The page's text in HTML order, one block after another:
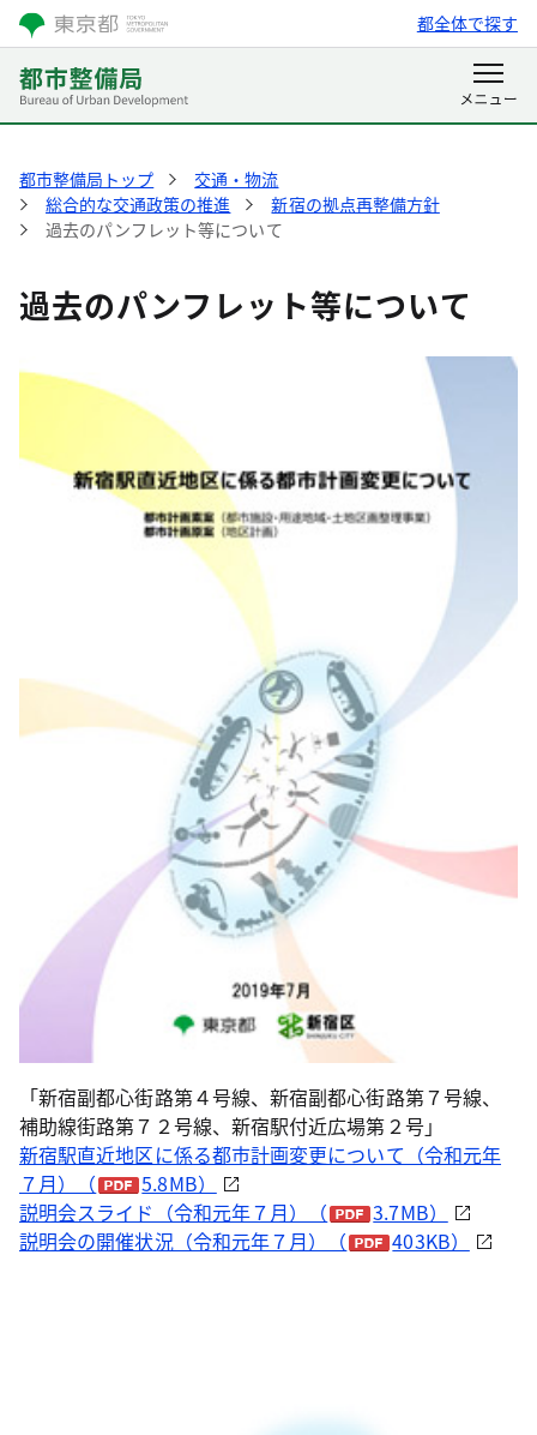
都全体で探す
都市整備局トップ
交通・物流
総合的な交通政策の推進
新宿の拠点再整備方針
過去のパンフレット等について
過去のパンフレット等について
「新宿副都心街路第４号線、新宿副都心街路第７号線、
補助線街路第７２号線、新宿駅付近広場第２号」
新宿駅直近地区に係る都市計画変更について（令和元年
７月）（
5.8MB）
説明会スライド（令和元年７月）（
3.7MB）
説明会の開催状況（令和元年７月）（
403KB）